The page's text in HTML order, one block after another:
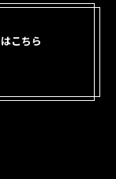
こちら